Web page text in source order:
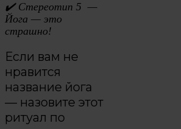
✔️Стереотип 5 —
Йога — это
страшно!
Если вам не
нравится
название йога
— назовите этот
ритуал по